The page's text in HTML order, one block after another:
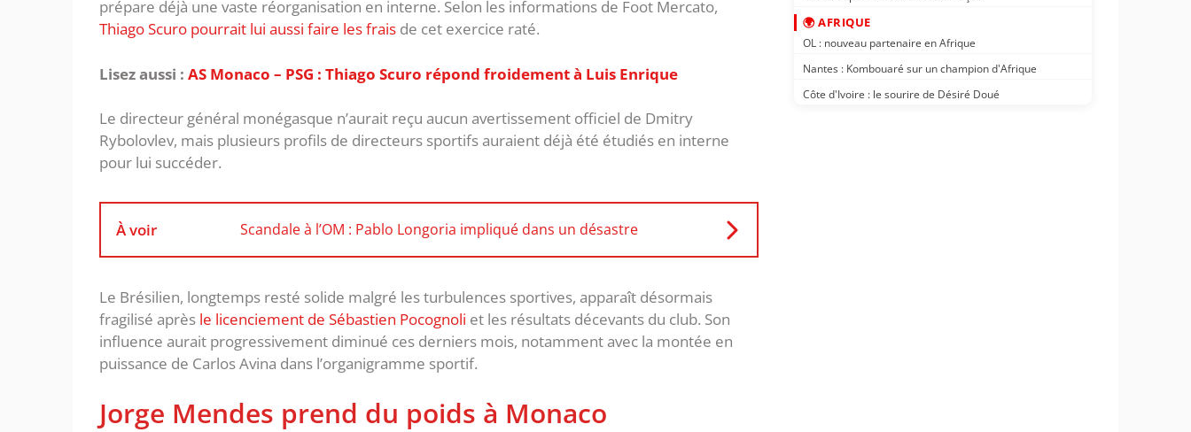
prépare déjà une vaste réorganisation en interne. Selon les informations de Foot Mercato,
Thiago Scuro pourrait lui aussi faire les frais de cet exercice raté.
Lisez aussi : AS Monaco – PSG : Thiago Scuro répond froidement à Luis Enrique
Le directeur général monégasque n’aurait reçu aucun avertissement officiel de Dmitry
Rybolovlev, mais plusieurs profils de directeurs sportifs auraient déjà été étudiés en interne
pour lui succéder.
À voir Scandale à l’OM : Pablo Longoria impliqué dans un désastre
Le Brésilien, longtemps resté solide malgré les turbulences sportives, apparaît désormais
fragilisé après le licenciement de Sébastien Pocognoli et les résultats décevants du club. Son
influence aurait progressivement diminué ces derniers mois, notamment avec la montée en
puissance de Carlos Avina dans l’organigramme sportif.
Jorge Mendes prend du poids à Monaco
🌍 AFRIQUE
OL : nouveau partenaire en Afrique
Nantes : Kombouaré sur un champion d'Afrique
Côte d'Ivoire : le sourire de Désiré Doué